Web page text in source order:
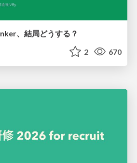
、結局どうする？
2 670